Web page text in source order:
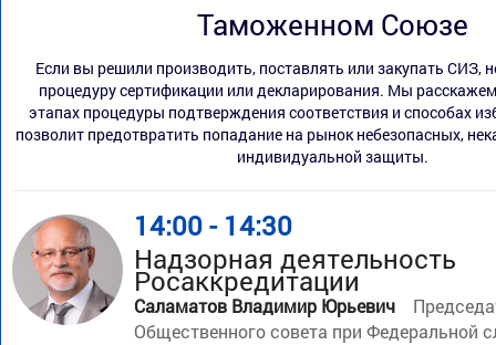
Таможенном Союзе
Если вы решили производить, поставлять или закупать СИЗ,
процедуру сертификации или декларирования. Мы
этапах процедуры подтверждения соответствия и способах
позволит предотвратить попадание на рынок небезопасных,
индивидуальной защиты.
14:00 - 14:30
Надзорная деятельность
Росаккредитации
Саламатов Владимир Юрьевич
Общественного совета при Федеральной